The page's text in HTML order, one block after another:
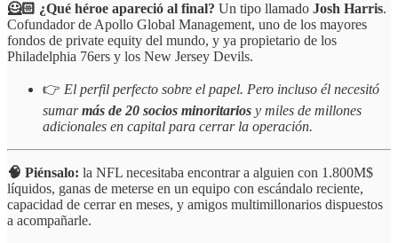
🦸🏻 ¿Qué héroe apareció al final? Un tipo llamado Josh Harris.
Cofundador de Apollo Global Management, uno de los mayores
fondos de private equity del mundo, y ya propietario de los
Philadelphia 76ers y los New Jersey Devils.
👉 El perfil perfecto sobre el papel. Pero incluso él necesitó
sumarmás de 20 socios minoritarios y miles de millones
adicionales en capital para cerrar la operación.
🧠 Piénsalo: la NFL necesitaba encontrar a alguien con 1.800M$
líquidos, ganas de meterse en un equipo con escándalo reciente,
capacidad de cerrar en meses, y amigos multimillonarios dispuestos
a acompañarle.